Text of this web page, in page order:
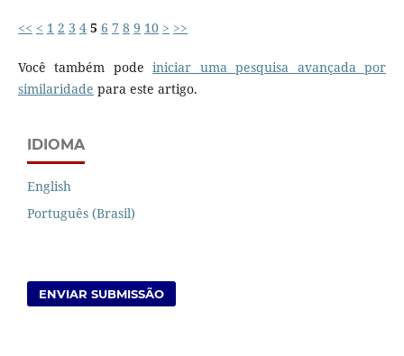
<< < 1 2 3 4 5 6 7 8 9 10 > >>
Você também podeiniciar uma pesquisa avançada por
similaridade para este artigo.
IDIOMA
English
Português (Brasil)
ENVIAR SUBMISSÃO